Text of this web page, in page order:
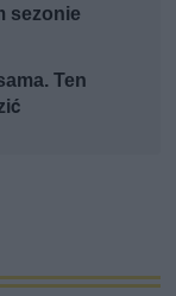
sezonie
Ten